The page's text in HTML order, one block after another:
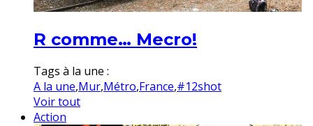
R comme… Mecro!
Tags à la une :
A la une,Mur,Métro,France,#12shot
Voir tout
Action